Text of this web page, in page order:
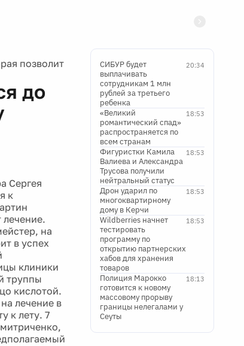
позволит
до
Сергея
к
на
в успех
клиники
труппы
кислотой.
лечение в
к лету. 7
20:34
СИБУР будет
выплачивать
сотрудникам 1 млн
рублей за третьего
ребенка
18:53
«Великий
романтический спад»
распространяется по
всем странам
18:53
Фигуристки Камила
Валиева и Александра
Трусова получили
нейтральный статус
18:53
Дрон ударил по
многоквартирному
дому в Керчи
18:53
Wildberries начнет
тестировать
программу по
открытию партнерских
хабов для хранения
товаров
18:13
Полиция Марокко
готовится к новому
массовому прорыву
границы нелегалами у
Сеуты